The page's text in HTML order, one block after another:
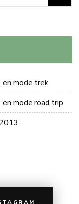
en mode trek
en mode road trip